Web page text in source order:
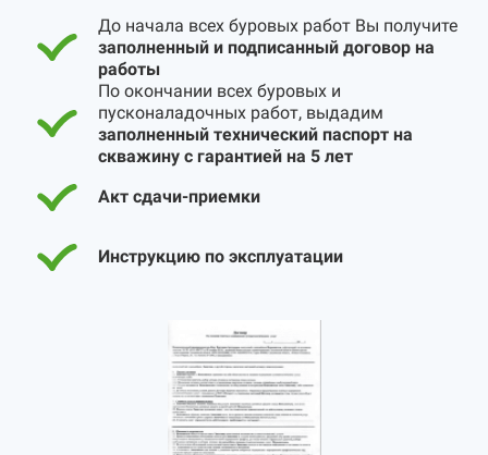
До начала всех буровых работ Вы получите
заполненный и подписанный договор на
работы
По окончании всех буровых и
пусконаладочных работ, выдадим
заполненный технический паспорт на
скважину с гарантией на 5 лет
Акт сдачи-приемки
Инструкцию по эксплуатации